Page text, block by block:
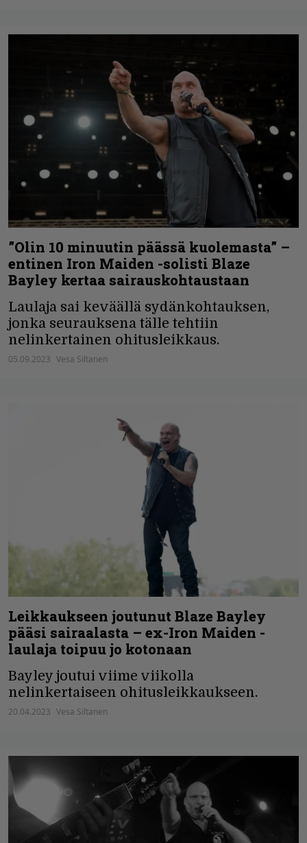
”Olin 10 minuutin päässä kuolemasta” –
entinen Iron Maiden -solisti Blaze
Bayley kertaa sairauskohtaustaan
Laulaja sai keväällä sydänkohtauksen,
jonka seurauksena tälle tehtiin
nelinkertainen ohitusleikkaus.
05.09.2023 Vesa Siltanen
Leikkaukseen joutunut Blaze Bayley
pääsi sairaalasta – ex-Iron Maiden -
laulaja toipuu jo kotonaan
Bayley joutui viime viikolla
nelinkertaiseen ohitusleikkaukseen.
20.04.2023 Vesa Siltanen